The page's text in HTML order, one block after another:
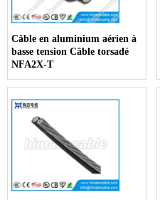
Câble en aluminium aérien à
basse tension Câble torsadé
NFA2X-T